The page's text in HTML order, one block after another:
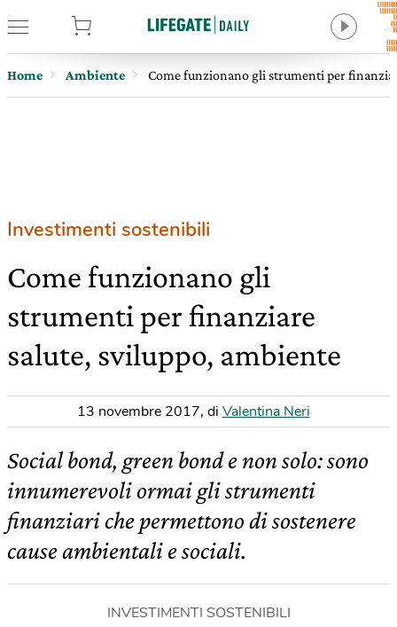
Home Ambiente Come funzionano gli strumenti per
Investimenti sostenibili
Come funzionano gli
strumenti per finanziare
salute, sviluppo, ambiente
13 novembre 2017, di Valentina Neri
Social bond, green bond e non solo: sono
innumerevoli ormai gli strumenti
finanziari che permettono di sostenere
cause ambientali e sociali.
INVESTIMENTI SOSTENIBILI